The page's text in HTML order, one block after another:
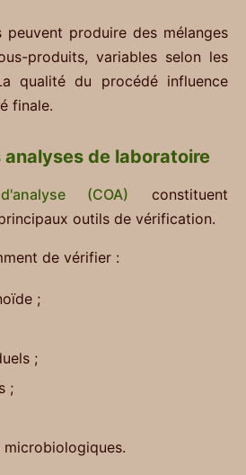
peuvent produire des mélanges
produits, variables selon les
qualité du procédé influence
finale.
de laboratoire
(COA) constituent
outils de vérification.
de vérifier :
;
;
;